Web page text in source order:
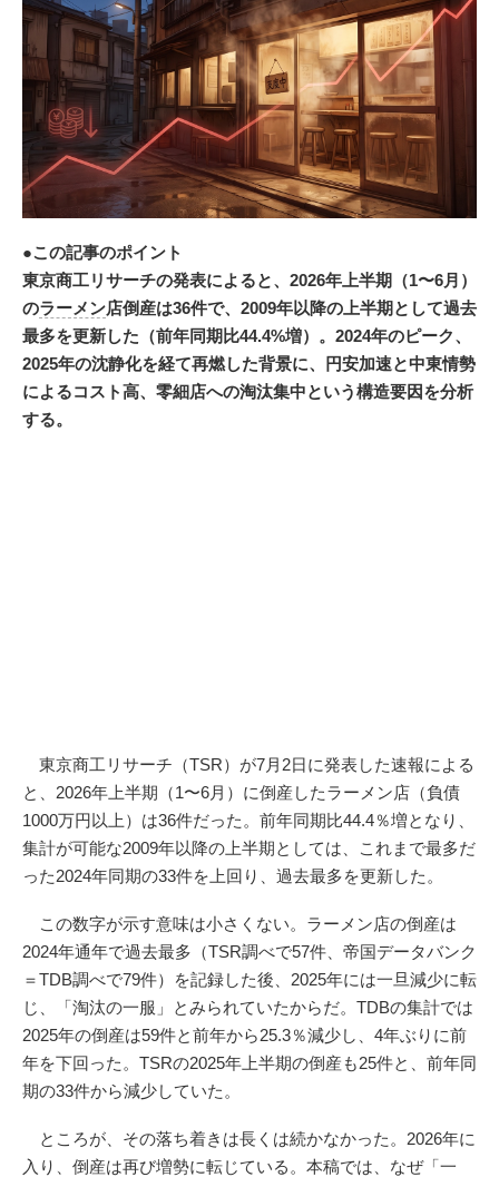
●この記事のポイント
東京商工リサーチの発表によると、2026年上半期（1〜6月）
のラーメン店倒産は36件で、2009年以降の上半期として過去
最多を更新した（前年同期比44.4%増）。2024年のピーク、
2025年の沈静化を経て再燃した背景に、円安加速と中東情勢
によるコスト高、零細店への淘汰集中という構造要因を分析
する。
東京商工リサーチ（TSR）が7月2日に発表した速報による
と、2026年上半期（1〜6月）に倒産したラーメン店（負債
1000万円以上）は36件だった。前年同期比44.4％増となり、
集計が可能な2009年以降の上半期としては、これまで最多だ
った2024年同期の33件を上回り、過去最多を更新した。
この数字が示す意味は小さくない。ラーメン店の倒産は
2024年通年で過去最多（TSR調べで57件、帝国データバンク
＝TDB調べで79件）を記録した後、2025年には一旦減少に転
じ、「淘汰の一服」とみられていたからだ。TDBの集計では
2025年の倒産は59件と前年から25.3％減少し、4年ぶりに前
年を下回った。TSRの2025年上半期の倒産も25件と、前年同
期の33件から減少していた。
ところが、その落ち着きは長くは続かなかった。2026年に
入り、倒産は再び増勢に転じている。本稿では、なぜ「一